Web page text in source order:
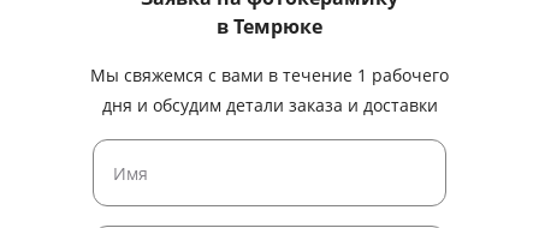
в Темрюке
Мы свяжемся с вами в течение 1 рабочего
дня и обсудим детали заказа и доставки